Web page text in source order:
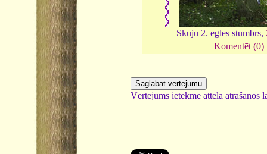
Skuju 2. egles stumbrs,
Komentēt (0)
Vērtējums ietekmē attēla atrašanos